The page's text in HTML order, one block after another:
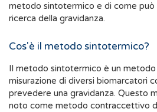
metodo sintotermico e di come può
ricerca della gravidanza.
Cos'è il metodo sintotermico?
Il metodo sintotermico è un metodo
misurazione di diversi biomarcatori
prevedere una gravidanza. Questo
noto come metodo contraccettivo